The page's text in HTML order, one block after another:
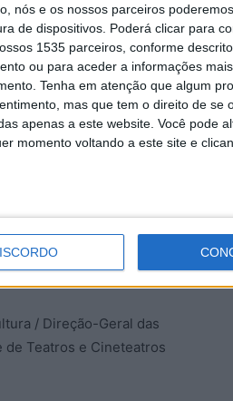
nós e os nossos parceiros
de dispositivos. Poderá clicar para
1535 parceiros, conforme
ou para aceder a informações
Tenha em atenção que algum
mas que tem o direito de se
apenas a este website. Você pode
momento voltando a este site e
está marcada para as
sessão é limitada a
Cultural Raiano.
destacados por uma
do Corpo) para uma
pouco saudáveis dos
leem a mente, os dois
com dietas
/ Direção-Geral das
de Teatros e Cineteatros